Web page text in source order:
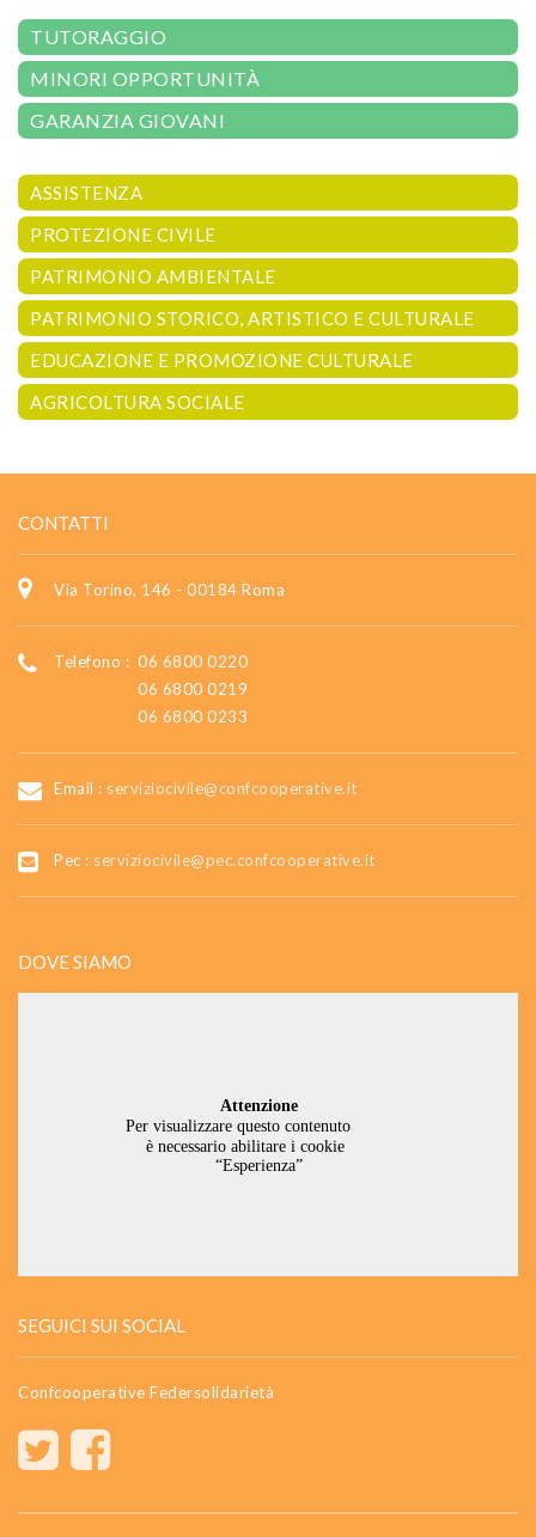
TUTORAGGIO
MINORI OPPORTUNITÀ
GARANZIA GIOVANI
ASSISTENZA
PROTEZIONE CIVILE
PATRIMONIO AMBIENTALE
PATRIMONIO STORICO, ARTISTICO E CULTURALE
EDUCAZIONE E PROMOZIONE CULTURALE
AGRICOLTURA SOCIALE
CONTATTI
Via Torino, 146 - 00184 Roma
Telefono : 06 6800 0220
06 6800 0219
06 6800 0233
Email : serviziocivile@confcooperative.it
Pec : serviziocivile@pec.confcooperative.it
DOVE SIAMO
SEGUICI SUI SOCIAL
Confcooperative Federsolidarietà